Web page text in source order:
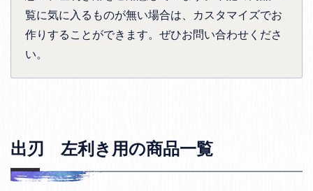
覧に気に入るものが無い場合は、カスタマイズでお
作りすることができます。ぜひお問い合わせくださ
い。
出刃 左利き用の商品一覧